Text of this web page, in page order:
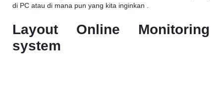
di PC atau di mana pun yang kita inginkan .
Layout Online Monitoring
system